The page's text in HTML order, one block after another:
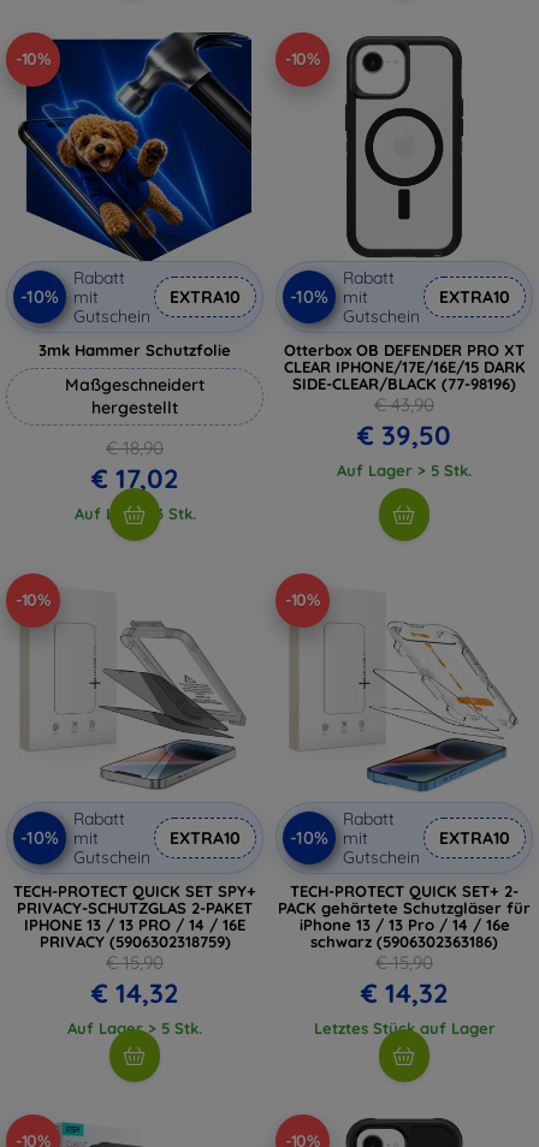
-10%
-10%
Rabatt
mit
Gutschein
EXTRA10
3mk Hammer Schutzfolie
Maßgeschneidert
hergestellt
€ 18,90
€ 17,02
Auf Lager 3 Stk.
-10%
-10%
Rabatt
mit
Gutschein
EXTRA10
Otterbox OB DEFENDER PRO XT
CLEAR IPHONE/17E/16E/15 DARK
SIDE-CLEAR/BLACK (77-98196)
€ 43,90
€ 39,50
Auf Lager > 5 Stk.
-10%
-10%
Rabatt
mit
Gutschein
EXTRA10
TECH-PROTECT QUICK SET SPY+
PRIVACY-SCHUTZGLAS 2-PAKET
IPHONE 13 / 13 PRO / 14 / 16E
PRIVACY (5906302318759)
€ 15,90
€ 14,32
Auf Lager > 5 Stk.
-10%
-10%
Rabatt
mit
Gutschein
EXTRA10
TECH-PROTECT QUICK SET+ 2-
PACK gehärtete Schutzgläser für
iPhone 13 / 13 Pro / 14 / 16e
schwarz (5906302363186)
€ 15,90
€ 14,32
Letztes Stück auf Lager
-10% -10%